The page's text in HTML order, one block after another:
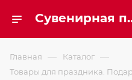
Главная — Каталог —
Товары для праздника.